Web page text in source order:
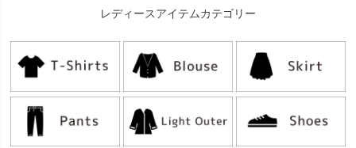
レディースアイテムカテゴリー